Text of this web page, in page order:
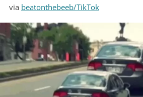
via beatonthebeeb/TikTok